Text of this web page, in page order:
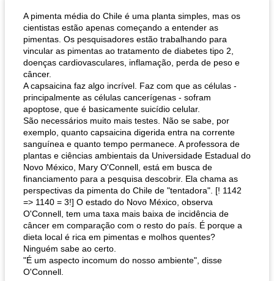
pão plano (out)
A pimenta média do Chile é uma planta simples, mas os
cientistas estão apenas começando a entender as
pimentas. Os pesquisadores estão trabalhando para
vincular as pimentas ao tratamento de diabetes tipo 2,
doenças cardiovasculares, inflamação, perda de peso e
câncer.
A capsaicina faz algo incrível. Faz com que as células -
principalmente as células cancerígenas - sofram
apoptose, que é basicamente suicídio celular.
São necessários muito mais testes. Não se sabe, por
exemplo, quanto capsaicina digerida entra na corrente
sanguínea e quanto tempo permanece. A professora de
plantas e ciências ambientais da Universidade Estadual do
Novo México, Mary O'Connell, está em busca de
financiamento para a pesquisa descobrir. Ela chama as
perspectivas da pimenta do Chile de "tentadora". [! 1142
=> 1140 = 3!] O estado do Novo México, observa
O'Connell, tem uma taxa mais baixa de incidência de
câncer em comparação com o resto do país. É porque a
dieta local é rica em pimentas e molhos quentes?
Ninguém sabe ao certo.
"É um aspecto incomum do nosso ambiente", disse
O'Connell.